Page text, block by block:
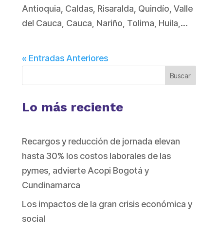
Antioquia, Caldas, Risaralda, Quindío, Valle
del Cauca, Cauca, Nariño, Tolima, Huila,...
« Entradas Anteriores
Buscar
Lo más reciente
Recargos y reducción de jornada elevan
hasta 30% los costos laborales de las
pymes, advierte Acopi Bogotá y
Cundinamarca
Los impactos de la gran crisis económica y
social